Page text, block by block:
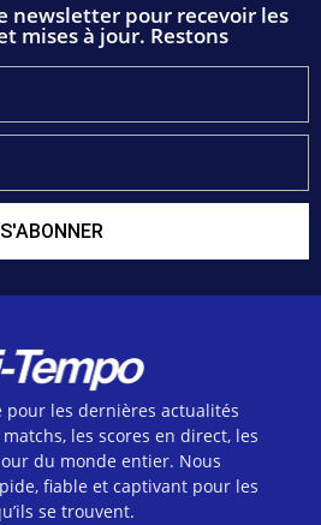
newsletter pour recevoir les
mises à jour. Restons
S'ABONNER
pour les dernières actualités
les scores en direct, les
du monde entier. Nous
fiable et captivant pour les
se trouvent.